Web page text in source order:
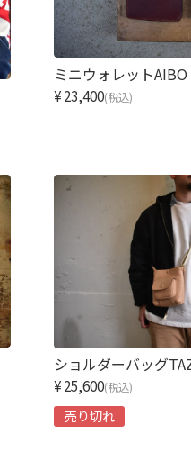
ミニウォレットAIBO
¥23,400(税込)
ショルダーバッグ
¥25,600(税込)
売り切れ